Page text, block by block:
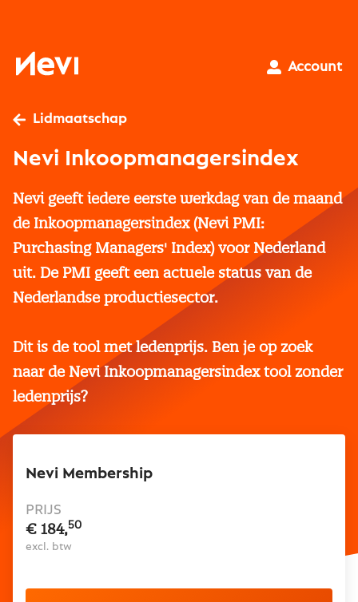
Nevi
Account
Lidmaatschap
Nevi Inkoopmanagersindex
Nevi geeft iedere eerste werkdag van de maand
de Inkoopmanagersindex (Nevi PMI:
Purchasing Managers' Index) voor Nederland
uit. De PMI geeft een actuele status van de
Nederlandse productiesector.
Dit is de tool met ledenprijs. Ben je op zoek
naar de Nevi Inkoopmanagersindex tool zonder
ledenprijs?
Nevi Membership
PRIJS
€ 184,50
excl. btw